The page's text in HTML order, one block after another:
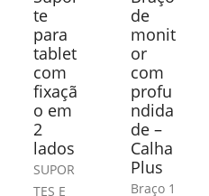
te
para
tablet
com
fixaçã
o em
2
lados
SUPOR
TES E
de
monit
or
com
profu
ndida
de –
Calha
Plus
Braço 1